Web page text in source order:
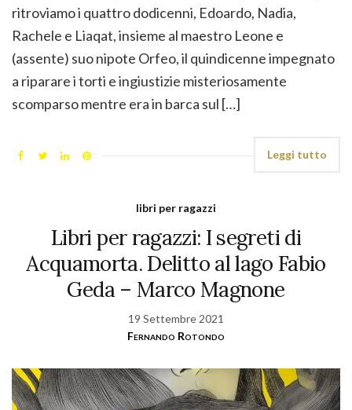
ritroviamo i quattro dodicenni, Edoardo, Nadia,
Rachele e Liaqat, insieme al maestro Leone e
(assente) suo nipote Orfeo, il quindicenne impegnato
a riparare i torti e ingiustizie misteriosamente
scomparso mentre era in barca sul […]
Leggi tutto
libri per ragazzi
Libri per ragazzi: I segreti di
Acquamorta. Delitto al lago Fabio
Geda – Marco Magnone
19 Settembre 2021
Fernando Rotondo